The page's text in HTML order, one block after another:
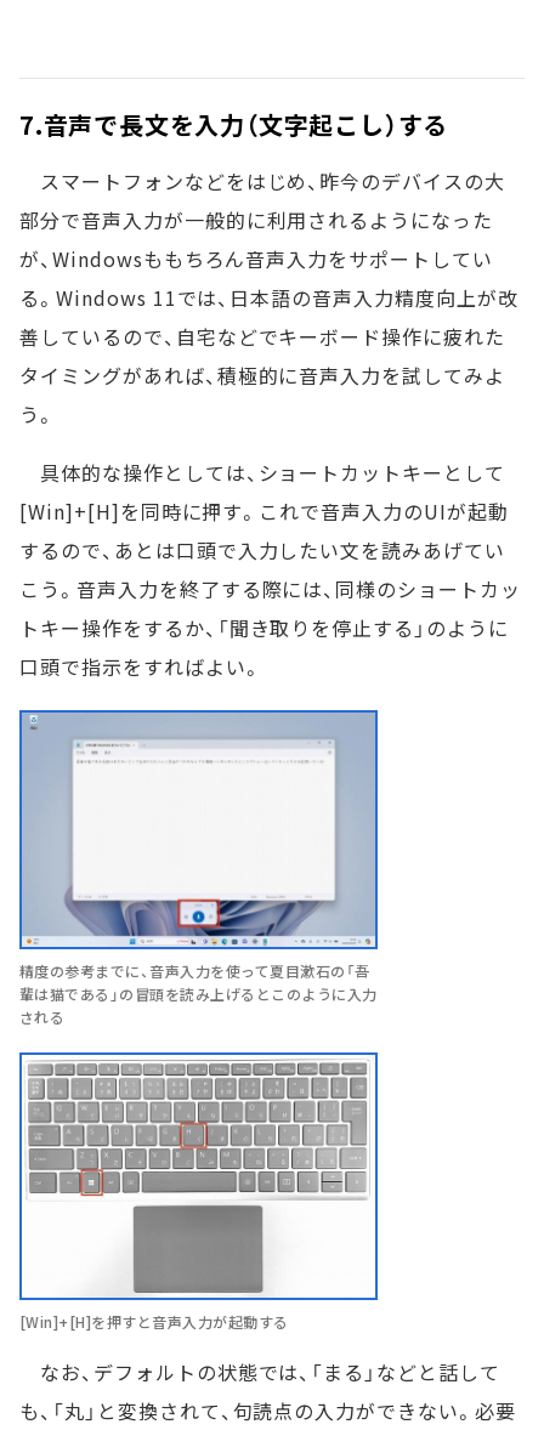
7.音声で長文を入力（文字起こし）する
スマートフォンなどをはじめ、昨今のデバイスの大
部分で音声入力が一般的に利用されるようになった
が、Windowsももちろん音声入力をサポートしてい
る。Windows 11では、日本語の音声入力精度向上が改
善しているので、自宅などでキーボード操作に疲れた
タイミングがあれば、積極的に音声入力を試してみよ
う。
具体的な操作としては、ショートカットキーとして
[Win]+[H]を同時に押す。これで音声入力のUIが起動
するので、あとは口頭で入力したい文を読みあげてい
こう。音声入力を終了する際には、同様のショートカッ
トキー操作をするか、「聞き取りを停止する」のように
口頭で指示をすればよい。
精度の参考までに、音声入力を使って夏目漱石の「吾
輩は猫である」の冒頭を読み上げるとこのように入力
される
[Win]+[H]を押すと音声入力が起動する
なお、デフォルトの状態では、「まる」などと話して
も、「丸」と変換されて、句読点の入力ができない。必要